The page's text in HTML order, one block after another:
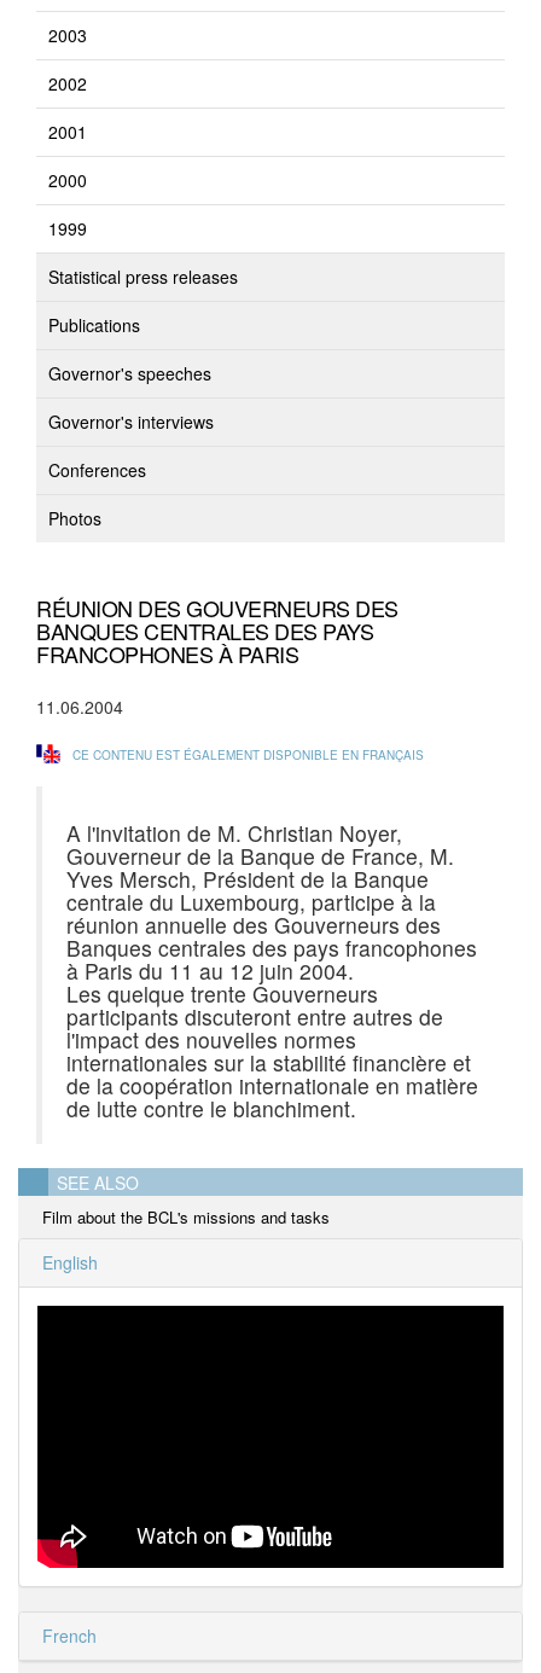
2003
2002
2001
2000
1999
Statistical press releases
Publications
Governor's speeches
Governor's interviews
Conferences
Photos
RÉUNION DES GOUVERNEURS DES
BANQUES CENTRALES DES PAYS
FRANCOPHONES À PARIS
11.06.2004
CE CONTENU EST ÉGALEMENT DISPONIBLE EN FRANÇAIS
A l'invitation de M. Christian Noyer,
Gouverneur de la Banque de France, M.
Yves Mersch, Président de la Banque
centrale du Luxembourg, participe à la
réunion annuelle des Gouverneurs des
Banques centrales des pays francophones
à Paris du 11 au 12 juin 2004.
Les quelque trente Gouverneurs
participants discuteront entre autres de
l'impact des nouvelles normes
internationales sur la stabilité financière et
de la coopération internationale en matière
de lutte contre le blanchiment.
SEE ALSO
Film about the BCL's missions and tasks
English
French